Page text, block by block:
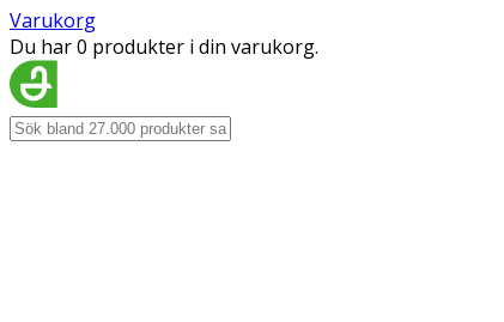
Varukorg
Du har 0 produkter i din varukorg.